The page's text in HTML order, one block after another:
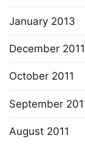
January 2013
December 2011
October 2011
September
August 2011